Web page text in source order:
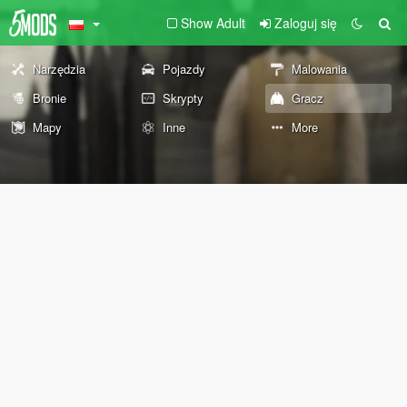
Show Adult Zaloguj się
Narzędzia Pojazdy
Malowania
Bronie
Skrypty
Gracz
Mapy
Inne More